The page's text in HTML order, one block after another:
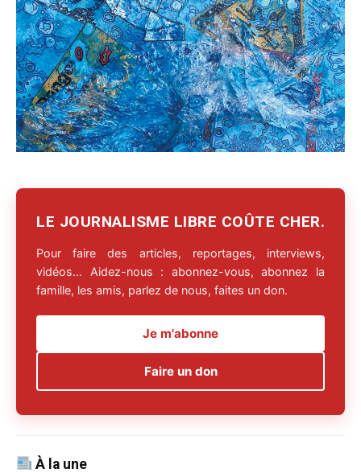
LE JOURNALISME LIBRE COÛTE CHER.
Pour faire des articles, reportages, interviews,
vidéos… Aidez-nous : abonnez-vous, abonnez la
famille, les amis, parlez de nous, faites un don.
Je m'abonne
Faire un don
À la une